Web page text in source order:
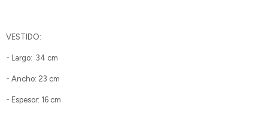
VESTIDO:
- Largo: 34 cm
- Ancho: 23 cm
- Espesor: 16 cm